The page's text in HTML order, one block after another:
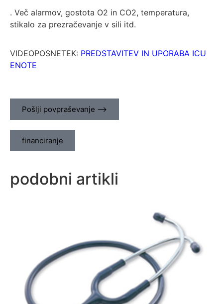
. Več alarmov, gostota O2 in CO2, temperatura,
stikalo za prezračevanje v sili itd.
VIDEOPOSNETEK: PREDSTAVITEV IN UPORABA ICU
ENOTE
Pošlji povpraševanje ⟶
financiranje
podobni artikli